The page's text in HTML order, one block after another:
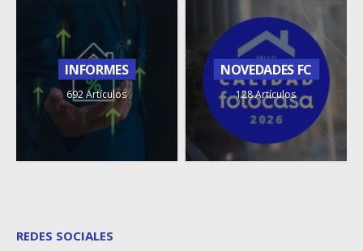
INFORMES
692 Artículos
NOVEDADES FC
128 Artículos
REDES SOCIALES